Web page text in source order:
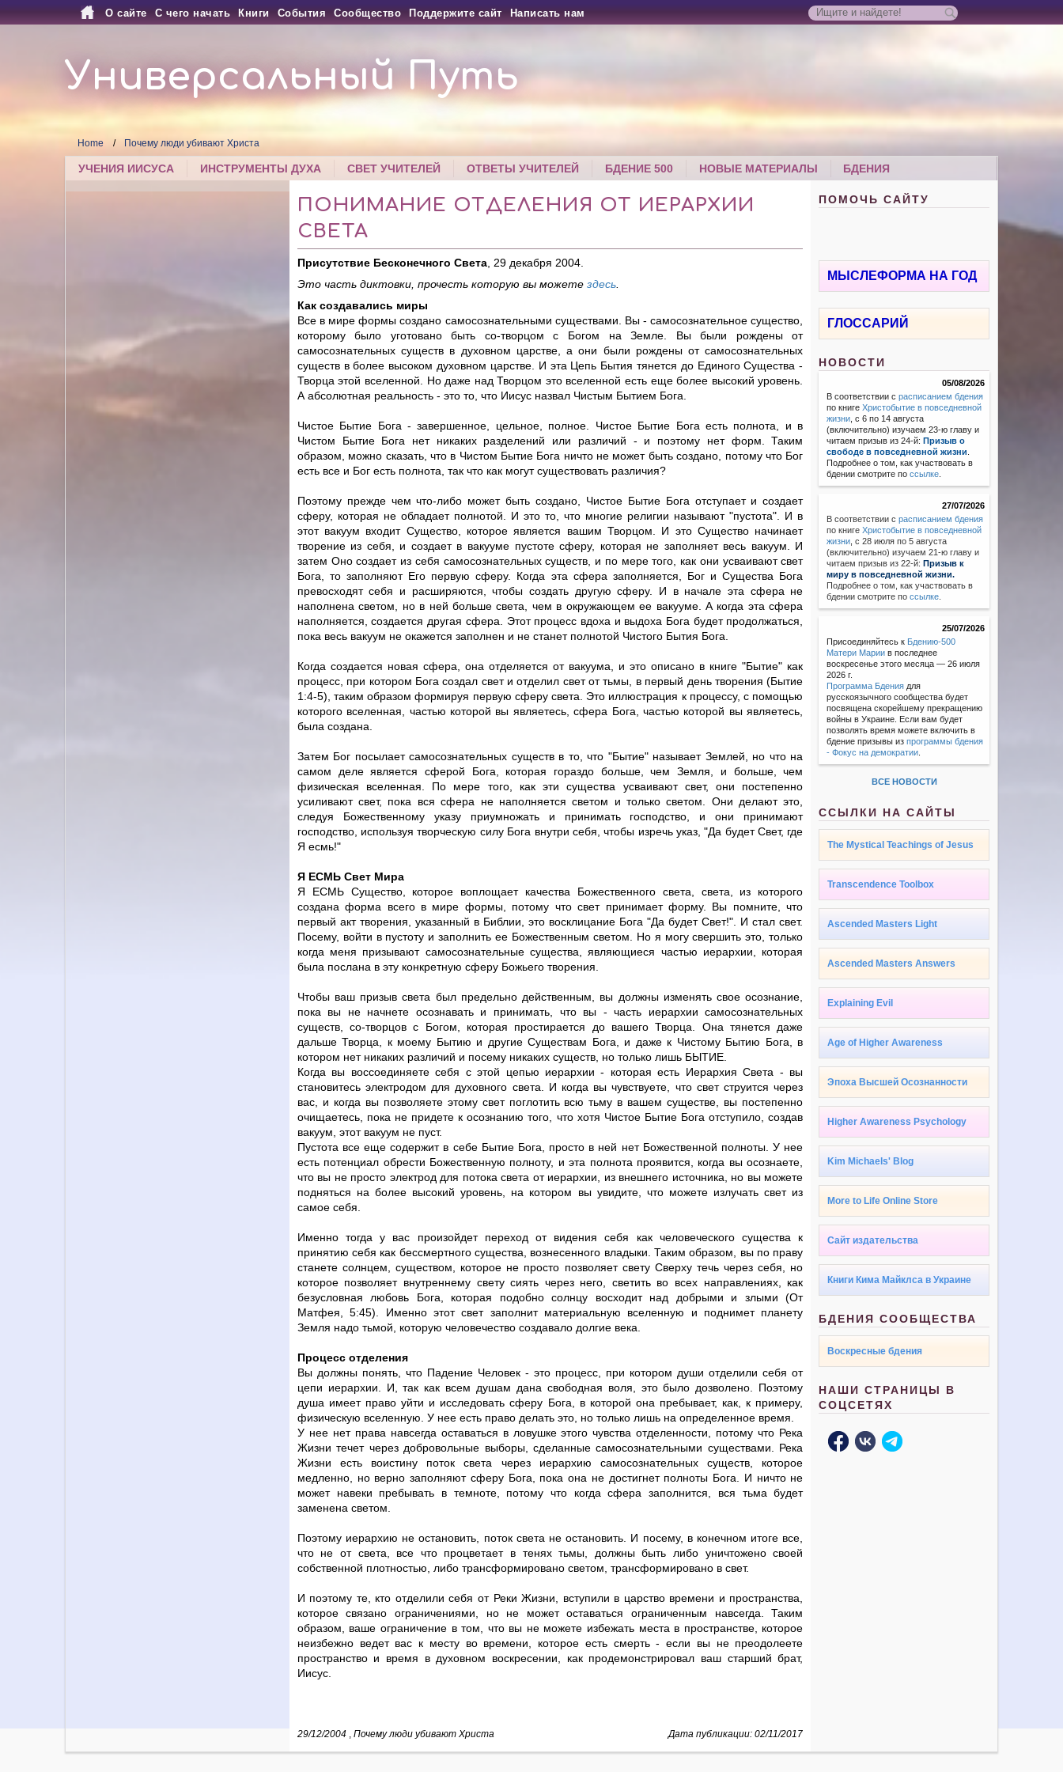
О сайте С чего начать Книги События Сообщество Поддержите сайт Написать нам
Универсальный Путь
Home Почему люди убивают Христа
УЧЕНИЯ ИИСУСА ИНСТРУМЕНТЫ ДУХА СВЕТ УЧИТЕЛЕЙ ОТВЕТЫ УЧИТЕЛЕЙ БДЕНИЕ 500 НОВЫЕ МАТЕРИАЛЫ БДЕНИЯ
ПОНИМАНИЕ ОТДЕЛЕНИЯ ОТ ИЕРАРХИИ
СВЕТА
Присутствие Бесконечного Света, 29 декабря 2004.
Это часть диктовки, прочесть которую вы можете здесь.
Как создавались миры
Все в мире формы создано самосознательными существами. Вы - самосознательное существо,
которому было уготовано быть со-творцом с Богом на Земле. Вы были рождены от
самосознательных существ в духовном царстве, а они были рождены от самосознательных
существ в более высоком духовном царстве. И эта Цепь Бытия тянется до Единого Существа -
Творца этой вселенной. Но даже над Творцом это вселенной есть еще более высокий уровень.
А абсолютная реальность - это то, что Иисус назвал Чистым Бытием Бога.
Чистое Бытие Бога - завершенное, цельное, полное. Чистое Бытие Бога есть полнота, и в
Чистом Бытие Бога нет никаких разделений или различий - и поэтому нет форм. Таким
образом, можно сказать, что в Чистом Бытие Бога ничто не может быть создано, потому что Бог
есть все и Бог есть полнота, так что как могут существовать различия?
Поэтому прежде чем что-либо может быть создано, Чистое Бытие Бога отступает и создает
сферу, которая не обладает полнотой. И это то, что многие религии называют "пустота". И в
этот вакуум входит Существо, которое является вашим Творцом. И это Существо начинает
творение из себя, и создает в вакууме пустоте сферу, которая не заполняет весь вакуум. И
затем Оно создает из себя самосознательных существ, и по мере того, как они усваивают свет
Бога, то заполняют Его первую сферу. Когда эта сфера заполняется, Бог и Существа Бога
превосходят себя и расширяются, чтобы создать другую сферу. И в начале эта сфера не
наполнена светом, но в ней больше света, чем в окружающем ее вакууме. А когда эта сфера
наполняется, создается другая сфера. Этот процесс вдоха и выдоха Бога будет продолжаться,
пока весь вакуум не окажется заполнен и не станет полнотой Чистого Бытия Бога.
Когда создается новая сфера, она отделяется от вакуума, и это описано в книге "Бытие" как
процесс, при котором Бога создал свет и отделил свет от тьмы, в первый день творения (Бытие
1:4-5), таким образом формируя первую сферу света. Это иллюстрация к процессу, с помощью
которого вселенная, частью которой вы являетесь, сфера Бога, частью которой вы являетесь,
была создана.
Затем Бог посылает самосознательных существ в то, что "Бытие" называет Землей, но что на
самом деле является сферой Бога, которая гораздо больше, чем Земля, и больше, чем
физическая вселенная. По мере того, как эти существа усваивают свет, они постепенно
усиливают свет, пока вся сфера не наполняется светом и только светом. Они делают это,
следуя Божественному указу приумножать и принимать господство, и они принимают
господство, используя творческую силу Бога внутри себя, чтобы изречь указ, "Да будет Свет, где
Я есмь!"
Я ЕСМЬ Свет Мира
Я ЕСМЬ Существо, которое воплощает качества Божественного света, света, из которого
создана форма всего в мире формы, потому что свет принимает форму. Вы помните, что
первый акт творения, указанный в Библии, это восклицание Бога "Да будет Свет!". И стал свет.
Посему, войти в пустоту и заполнить ее Божественным светом. Но я могу свершить это, только
когда меня призывают самосознательные существа, являющиеся частью иерархии, которая
была послана в эту конкретную сферу Божьего творения.
Чтобы ваш призыв света был предельно действенным, вы должны изменять свое осознание,
пока вы не начнете осознавать и принимать, что вы - часть иерархии самосознательных
существ, со-творцов с Богом, которая простирается до вашего Творца. Она тянется даже
дальше Творца, к моему Бытию и другие Существам Бога, и даже к Чистому Бытию Бога, в
котором нет никаких различий и посему никаких существ, но только лишь БЫТИЕ.
Когда вы воссоединяете себя с этой цепью иерархии - которая есть Иерархия Света - вы
становитесь электродом для духовного света. И когда вы чувствуете, что свет струится через
вас, и когда вы позволяете этому свет поглотить всю тьму в вашем существе, вы постепенно
очищаетесь, пока не придете к осознанию того, что хотя Чистое Бытие Бога отступило, создав
вакуум, этот вакуум не пуст.
Пустота все еще содержит в себе Бытие Бога, просто в ней нет Божественной полноты. У нее
есть потенциал обрести Божественную полноту, и эта полнота проявится, когда вы осознаете,
что вы не просто электрод для потока света от иерархии, из внешнего источника, но вы можете
подняться на более высокий уровень, на котором вы увидите, что можете излучать свет из
самое себя.
Именно тогда у вас произойдет переход от видения себя как человеческого существа к
принятию себя как бессмертного существа, вознесенного владыки. Таким образом, вы по праву
станете солнцем, существом, которое не просто позволяет свету Сверху течь через себя, но
которое позволяет внутреннему свету сиять через него, светить во всех направлениях, как
безусловная любовь Бога, которая подобно солнцу восходит над добрыми и злыми (От
Матфея, 5:45). Именно этот свет заполнит материальную вселенную и поднимет планету
Земля надо тьмой, которую человечество создавало долгие века.
Процесс отделения
Вы должны понять, что Падение Человек - это процесс, при котором души отделили себя от
цепи иерархии. И, так как всем душам дана свободная воля, это было дозволено. Поэтому
душа имеет право уйти и исследовать сферу Бога, в которой она пребывает, как, к примеру,
физическую вселенную. У нее есть право делать это, но только лишь на определенное время.
У нее нет права навсегда оставаться в ловушке этого чувства отделенности, потому что Река
Жизни течет через добровольные выборы, сделанные самосознательными существами. Река
Жизни есть воистину поток света через иерархию самосознательных существ, которое
медленно, но верно заполняют сферу Бога, пока она не достигнет полноты Бога. И ничто не
может навеки пребывать в темноте, потому что когда сфера заполнится, вся тьма будет
заменена светом.
Поэтому иерархию не остановить, поток света не остановить. И посему, в конечном итоге все,
что не от света, все что процветает в тенях тьмы, должны быть либо уничтожено своей
собственной плотностью, либо трансформировано светом, трансформировано в свет.
И поэтому те, кто отделили себя от Реки Жизни, вступили в царство времени и пространства,
которое связано ограничениями, но не может оставаться ограниченным навсегда. Таким
образом, ваше ограничение в том, что вы не можете избежать места в пространстве, которое
неизбежно ведет вас к месту во времени, которое есть смерть - если вы не преодолеете
пространство и время в духовном воскресении, как продемонстрировал ваш старший брат,
Иисус.
29/12/2004 Дата публикации: 02/11/2017
, Почему люди убивают Христа
ПОМОЧЬ САЙТУ
МЫСЛЕФОРМА НА ГОД
ГЛОССАРИЙ
НОВОСТИ
05/08/2026
В соответствии срасписанием бдения
по книгеХристобытие в повседневной
жизни , с 6 по 14 августа
(включительно) изучаем 23-ю главу и
читаем призыв из 24-й: Призыв о
свободе в повседневной жизни
Подробнее о том, как участвовать в
бдении смотрите поссылке
27/07/2026
В соответствии с расписанием бдения
по книгеХристобытие в повседневной
жизни с 28 июля по 5 августа
(включительно) изучаем 21-ю главу и
читаем призыв из 22-й: Призыв к
миру в повседневной жизни.
Подробнее о том, как участвовать в
бдении смотрите поссылке
25/07/2026
Присоединяйтесь к Бдению-500
Матери Марии в последнее
воскресенье этого месяца — 26 июля
2026 г.
Программа Бдения для
русскоязычного сообщества будет
посвящена скорейшему прекращению
войны в Украине. Если вам будет
позволять время можете включить в
бдение призывы изпрограммы бдения
- Фокус на демократии
ВСЕ НОВОСТИ
ССЫЛКИ НА САЙТЫ
The Mystical Teachings of Jesus
Transcendence Toolbox
Ascended Masters Light
Ascended Masters Answers
Explaining Evil
Age of Higher Awareness
Эпоха Высшей Осознанности
Higher Awareness Psychology
Kim Michaels' Blog
More to Life Online Store
Сайт издательства
Книги Кима Майклса в Украине
БДЕНИЯ СООБЩЕСТВА
Воскресные бдения
НАШИ СТРАНИЦЫ В
СОЦСЕТЯХ